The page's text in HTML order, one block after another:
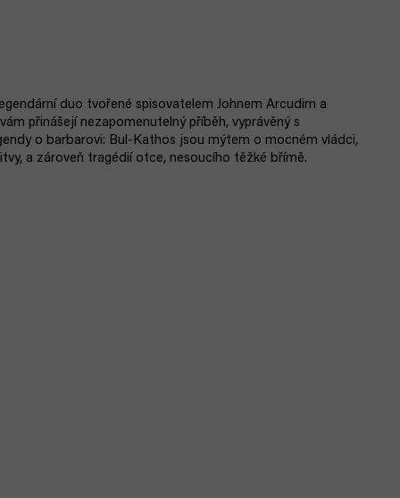
duo tvořené spisovatelem Johnem Arcudim a
přinášejí nezapomenutelný příběh, vyprávěný s
o barbarovi: Bul-Kathos jsou mýtem o mocném vládci,
a zároveň tragédií otce, nesoucího těžké břímě.